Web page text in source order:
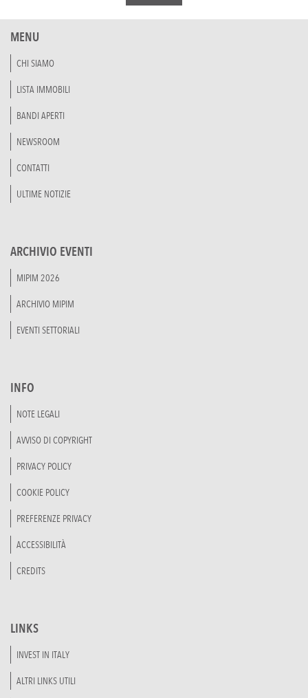
MENU
CHI SIAMO
LISTA IMMOBILI
BANDI APERTI
NEWSROOM
CONTATTI
ULTIME NOTIZIE
ARCHIVIO EVENTI
MIPIM 2026
ARCHIVIO MIPIM
EVENTI SETTORIALI
INFO
NOTE LEGALI
AVVISO DI COPYRIGHT
PRIVACY POLICY
COOKIE POLICY
PREFERENZE PRIVACY
ACCESSIBILITÀ
CREDITS
LINKS
INVEST IN ITALY
ALTRI LINKS UTILI